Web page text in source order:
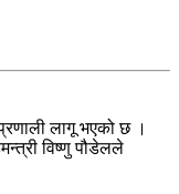
लागू भएको छ ।
विष्णु पौडेलले